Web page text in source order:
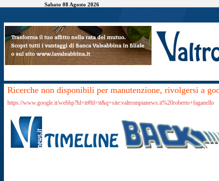
Sabato 08 Agosto 2026
Ricerche non disponibili per manutenzione, rivolgersi a
https://www.google.it/webhp?hl=it#hl=it&q=site:valtrompianews.it%20roberto+faganello